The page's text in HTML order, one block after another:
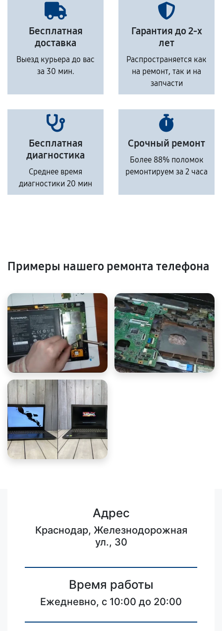
Бесплатная
доставка
Выезд курьера до вас
за 30 мин.
Гарантия до 2-х
лет
Распространяется как
на ремонт, так и на
запчасти
Бесплатная
диагностика
Среднее время
диагностики 20 мин
Срочный ремонт
Более 88% поломок
ремонтируем за 2 часа
Примеры нашего ремонта телефона
Адрес
Краснодар, Железнодорожная
ул., 30
Время работы
Ежедневно, с 10:00 до 20:00